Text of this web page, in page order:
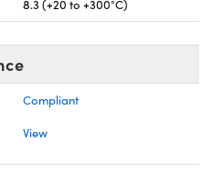
8.3 (+20 to +300°C)
Compliant
View